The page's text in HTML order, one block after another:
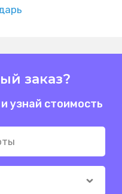
заказ?
узнай стоимость